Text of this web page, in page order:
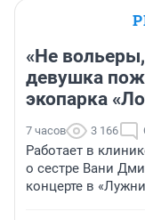
«Не
девушка
экопарка
7 часов 3 166
Работает в
о сестре Вани
концерте в